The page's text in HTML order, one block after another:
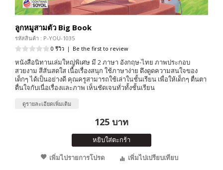
ลูกหมูสามตัว Big Book
รหัสสินค้า : P-YOU-1035
0 รีวิว | Be the first to review
หนังสือนิทานเล่มใหญ่พิเศษ มี 2 ภาษา อังกฤษ-ไทย ภาพประกอบ
สวยงาม สีสันสดใส เนื้อเรื่องสนุก ใช้ภาษาง่าย ดึงดูดความสนใจของ
เด็กๆ ได้เป็นอย่างดี คุณครูสามารถใช้เล่าในชั้นเรียน เพื่อให้เด็กๆ ตื่นตา
ตื่นใจกับเนื่อเรื่องและภาพ เห็นชัดเจนทั่วทั้งชั้นเรียน
ดูรายละเอียดเพิ่มเติม
125 บาท
หยิบใส่ตะกร้า
เพิ่มไปรายการโปรด
เพิ่มไปเปรียบเทียบ